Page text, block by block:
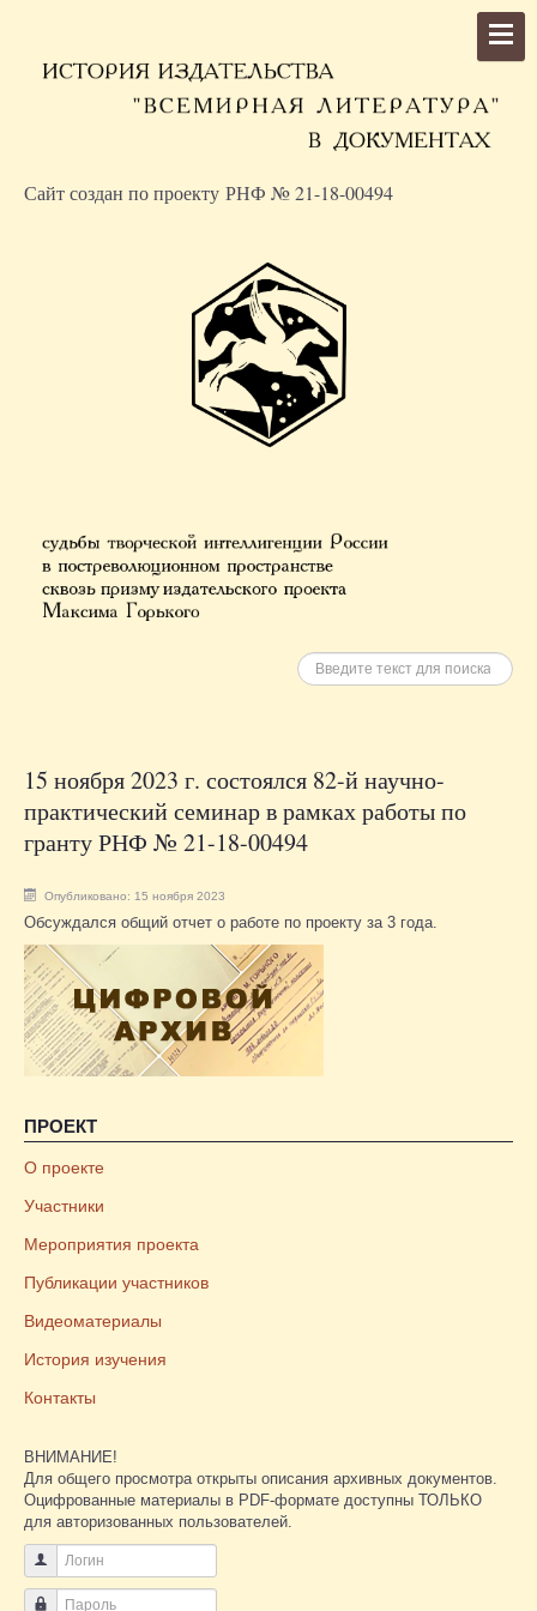
Сайт создан по проекту РНФ № 21-18-00494
Искать
15 ноября 2023 г. состоялся 82-й научно-
практический семинар в рамках работы по
гранту РНФ № 21-18-00494
Опубликовано: 15 ноября 2023
Обсуждался общий отчет о работе по проекту за 3 года.
ПРОЕКТ
О проекте
Участники
Мероприятия проекта
Публикации участников
Видеоматериалы
История изучения
Контакты
ВНИМАНИЕ!
Для общего просмотра открыты описания архивных документов.
Оцифрованные материалы в PDF-формате доступны ТОЛЬКО
для авторизованных пользователей.
Логин